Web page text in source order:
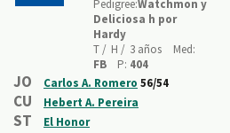
Pedigree:Watchmon y
Deliciosa h por
Hardy
T / H / 3 años
Med:
FB
P: 404
JO Carlos A. Romero 56/54
CU Hebert A. Pereira
ST El Honor